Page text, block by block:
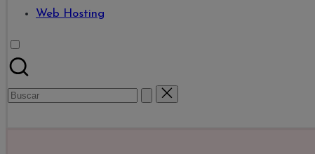
Web Hosting
Buscar: